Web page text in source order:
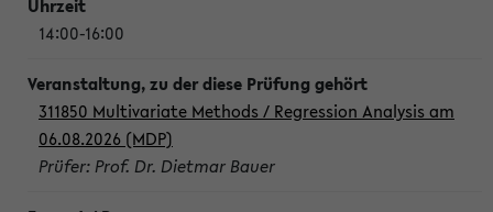
14:00-16:00
311850 Multivariate Methods / Regression Analysis am
06.08.2026 (MDP)
Prüfer: Prof. Dr. Dietmar Bauer